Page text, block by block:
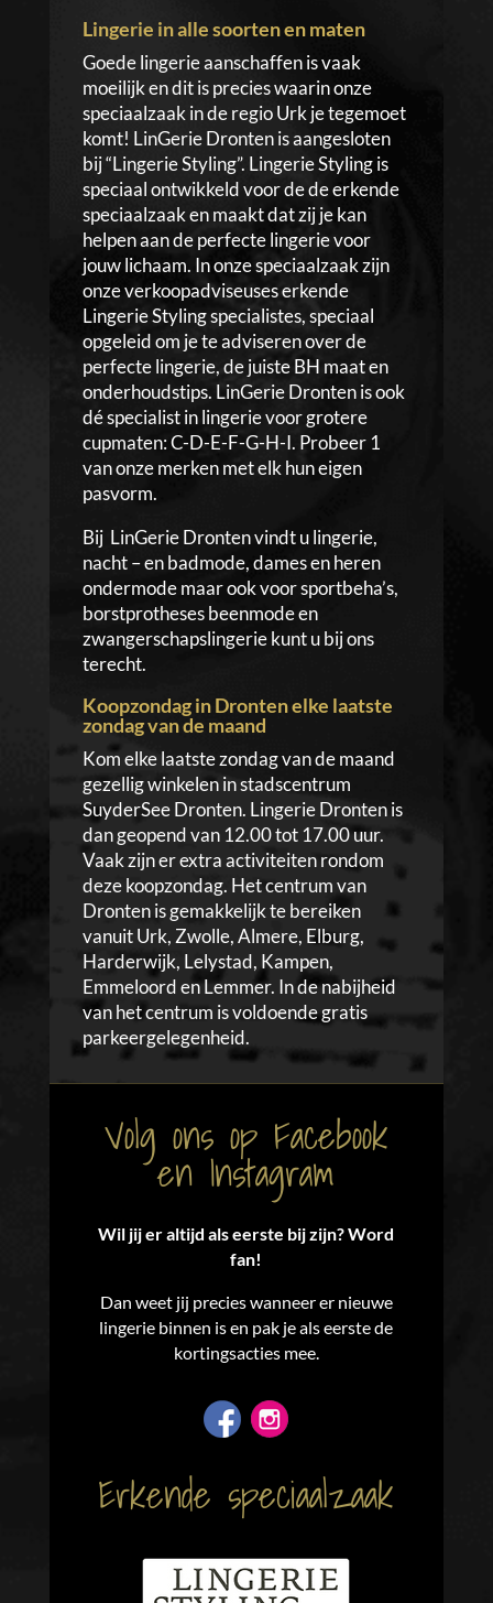
Lingerie in alle soorten en maten
Goede lingerie aanschaffen is vaak
moeilijk en dit is precies waarin onze
speciaalzaak in de regio Urk je tegemoet
komt! LinGerie Dronten is aangesloten
bij “Lingerie Styling”. Lingerie Styling is
speciaal ontwikkeld voor de de erkende
speciaalzaak en maakt dat zij je kan
helpen aan de perfecte lingerie voor
jouw lichaam. In onze speciaalzaak zijn
onze verkoopadviseuses erkende
Lingerie Styling specialistes, speciaal
opgeleid om je te adviseren over de
perfecte lingerie, de juiste BH maat en
onderhoudstips. LinGerie Dronten is ook
dé specialist in lingerie voor grotere
cupmaten: C-D-E-F-G-H-I. Probeer 1
van onze merken met elk hun eigen
pasvorm.
Bij LinGerie Dronten vindt u lingerie,
nacht – en badmode, dames en heren
ondermode maar ook voor sportbeha’s,
borstprotheses beenmode en
zwangerschapslingerie kunt u bij ons
terecht.
Koopzondag in Dronten elke laatste
zondag van de maand
Kom elke laatste zondag van de maand
gezellig winkelen in stadscentrum
SuyderSee Dronten. Lingerie Dronten is
dan geopend van 12.00 tot 17.00 uur.
Vaak zijn er extra activiteiten rondom
deze koopzondag. Het centrum van
Dronten is gemakkelijk te bereiken
vanuit Urk, Zwolle, Almere, Elburg,
Harderwijk, Lelystad, Kampen,
Emmeloord en Lemmer. In de nabijheid
van het centrum is voldoende gratis
parkeergelegenheid.
Volg ons op Facebook
en Instagram
Wil jij er altijd als eerste bij zijn? Word
fan!
Dan weet jij precies wanneer er nieuwe
lingerie binnen is en pak je als eerste de
kortingsacties mee.
Erkende speciaalzaak